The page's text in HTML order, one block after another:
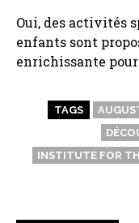
Oui, des activités
enfants sont
enrichissante
TAGS
INSTITUTE FOR